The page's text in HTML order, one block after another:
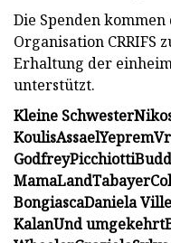
Die Spenden
Organisation CRRIFS
Erhaltung der
unterstützt.
Kleine Schwester
KoulisAssaelYeprem
GodfreyPicchiotti
MamaLandTabayer
BongiascaDaniela
KalanUnd umgekehrt